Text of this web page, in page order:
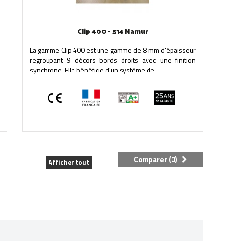
Clip 400 - 514 Namur
La gamme Clip 400 est une gamme de 8 mm d'épaisseur
regroupant 9 décors bords droits avec une finition
synchrone. Elle bénéficie d'un système de...
Comparer (0)
Afficher tout